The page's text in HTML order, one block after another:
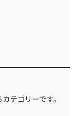
テゴリーです。